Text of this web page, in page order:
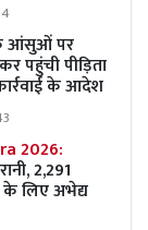
आंसुओं पर
पहुंची पीड़िता
के आदेश
2026:
2,291
के लिए अभेद्य